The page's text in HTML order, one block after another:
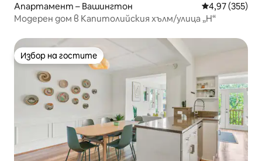
Апартамент – Вашингтон Средна
4,97 (355)
Модерен дом в Капитолийския хълм/улица „H“
Избор на гостите
Избор на гостите